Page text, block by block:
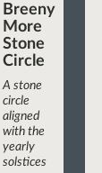
Breeny
More
Stone
Circle
A stone
circle
aligned
with the
yearly
solstices